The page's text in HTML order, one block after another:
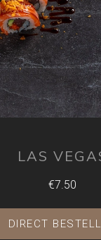
LAS
€7.50
DIRECT